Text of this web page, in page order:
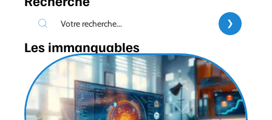
Les immanquables